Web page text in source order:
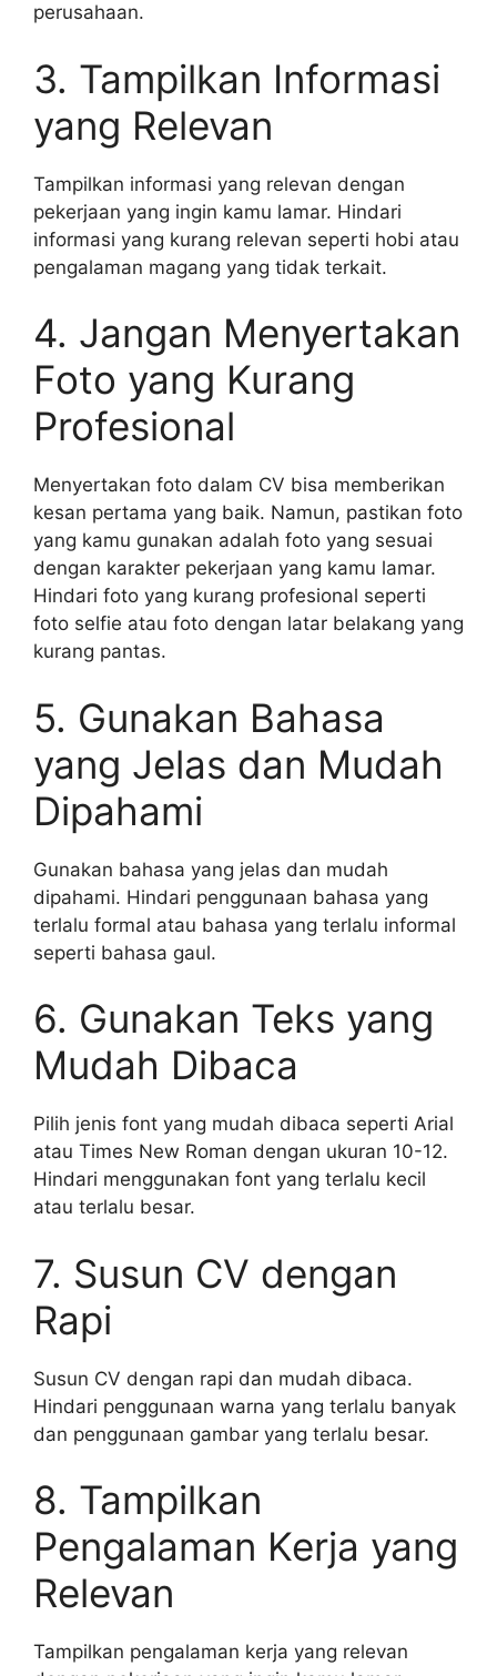
perusahaan.
3. Tampilkan Informasi
yang Relevan
Tampilkan informasi yang relevan dengan
pekerjaan yang ingin kamu lamar. Hindari
informasi yang kurang relevan seperti hobi atau
pengalaman magang yang tidak terkait.
4. Jangan Menyertakan
Foto yang Kurang
Profesional
Menyertakan foto dalam CV bisa memberikan
kesan pertama yang baik. Namun, pastikan foto
yang kamu gunakan adalah foto yang sesuai
dengan karakter pekerjaan yang kamu lamar.
Hindari foto yang kurang profesional seperti
foto selfie atau foto dengan latar belakang yang
kurang pantas.
5. Gunakan Bahasa
yang Jelas dan Mudah
Dipahami
Gunakan bahasa yang jelas dan mudah
dipahami. Hindari penggunaan bahasa yang
terlalu formal atau bahasa yang terlalu informal
seperti bahasa gaul.
6. Gunakan Teks yang
Mudah Dibaca
Pilih jenis font yang mudah dibaca seperti Arial
atau Times New Roman dengan ukuran 10-12.
Hindari menggunakan font yang terlalu kecil
atau terlalu besar.
7. Susun CV dengan
Rapi
Susun CV dengan rapi dan mudah dibaca.
Hindari penggunaan warna yang terlalu banyak
dan penggunaan gambar yang terlalu besar.
8. Tampilkan
Pengalaman Kerja yang
Relevan
Tampilkan pengalaman kerja yang relevan